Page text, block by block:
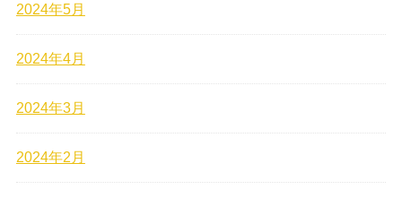
2024年5月
2024年4月
2024年3月
2024年2月